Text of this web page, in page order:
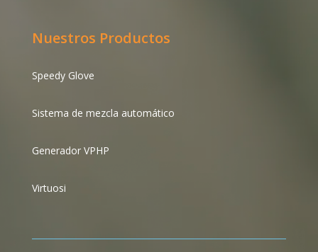
Nuestros Productos
Speedy Glove
Sistema de mezcla automático
Generador VPHP
Virtuosi